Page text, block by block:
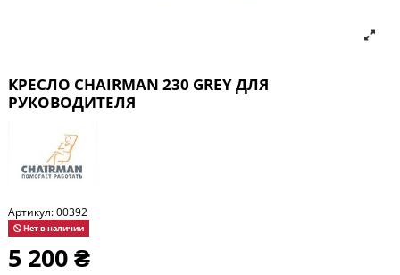
КРЕСЛО CHAIRMAN 230 GREY ДЛЯ
РУКОВОДИТЕЛЯ
Артикул:00392
Нет в наличии
5 200 ₴